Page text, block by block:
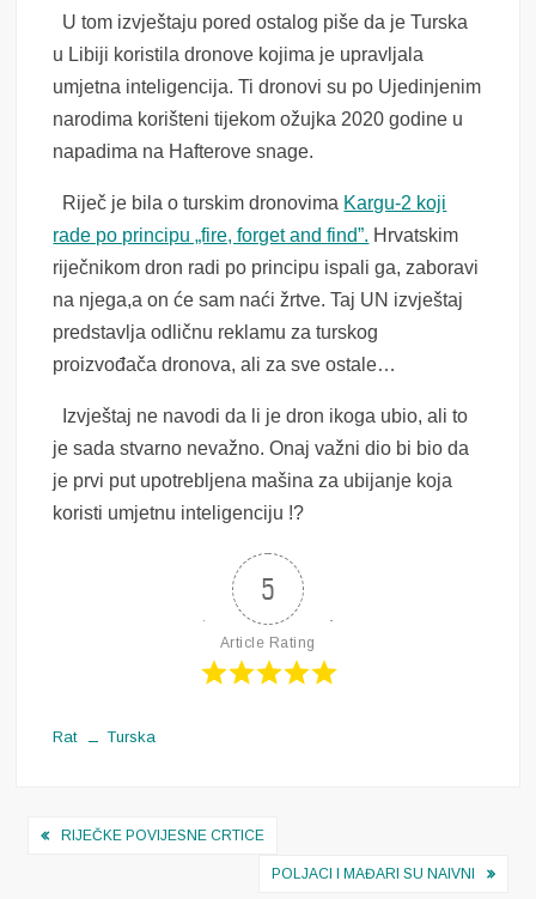
U tom izvještaju pored ostalog piše da je Turska
u Libiji koristila dronove kojima je upravljala
umjetna inteligencija. Ti dronovi su po Ujedinjenim
narodima korišteni tijekom ožujka 2020 godine u
napadima na Hafterove snage.
Riječ je bila o turskim dronovima Kargu-2 koji
rade po principu „fire, forget and find”. Hrvatskim
riječnikom dron radi po principu ispali ga, zaboravi
na njega,a on će sam naći žrtve. Taj UN izvještaj
predstavlja odličnu reklamu za turskog
proizvođača dronova, ali za sve ostale…
Izvještaj ne navodi da li je dron ikoga ubio, ali to
je sada stvarno nevažno. Onaj važni dio bi bio da
je prvi put upotrebljena mašina za ubijanje koja
koristi umjetnu inteligenciju !?
5
Article Rating
Rat Turska
Navigacija
RIJEČKE POVIJESNE CRTICE
POLJACI I MAĐARI SU NAIVNI